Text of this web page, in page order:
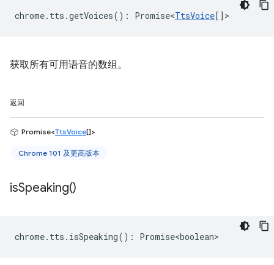
chrome. tts .getVoices() : Promise<TtsVoice[] >
获取所有可用语音的数组。
返回
Promise<TtsVoice[]>
Chrome 101 及更高版本
isSpeaking()
chrome. tts . isSpeaking() : Promise<boolean>